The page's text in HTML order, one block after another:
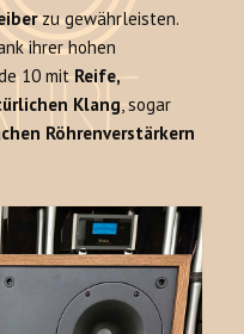
zu gewährleisten.
ihrer hohen
10 mit Reife,
Klang, sogar
Röhrenverstärkern